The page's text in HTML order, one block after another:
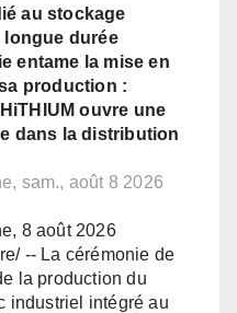
au stockage
longue durée
entame la mise en
production :
ouvre une
dans la distribution
sam., août 8 2026
8 août 2026
-- La cérémonie de
la production du
industriel intégré au